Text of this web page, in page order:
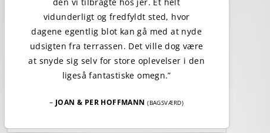
vidunderligt og fredfyldt sted, hvor
dagene egentlig blot kan gå med at nyde
udsigten fra terrassen. Det ville dog være
at snyde sig selv for store oplevelser i den
ligeså fantastiske omegn.”
– JOAN & PER HOFFMANN (BAGSVÆRD)